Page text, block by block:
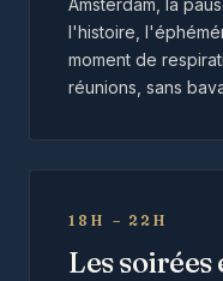
Amsterdam, la
l'histoire,
moment de
réunions, sans
18H – 22H
Les